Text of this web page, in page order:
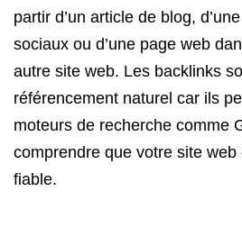
partir d’un article de blog,
sociaux ou d’une page web
autre site web. Les backlinks
référencement naturel car ils
moteurs de recherche comme
comprendre que votre site
fiable.